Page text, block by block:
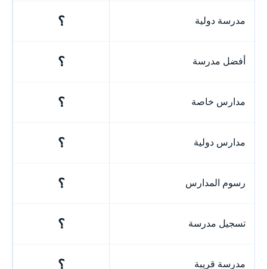
مدرسة دولية ؟
أفضل مدرسة ؟
مدارس خاصة ؟
مدارس دولية ؟
رسوم المدارس ؟
تسجيل مدرسة ؟
مدرسة قريبة ؟